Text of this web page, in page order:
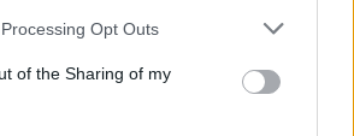
website/app uses one or more Google
or usage behaviour. You may click to
to Google and its third-party tags to
specified purposes in below Google
Opt Outs
of the Sharing of my